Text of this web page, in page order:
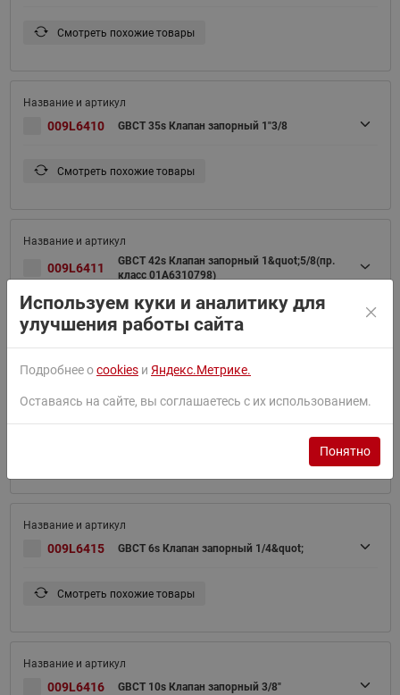
Смотреть похожие товары
009L6410 GBCT 35s Клапан запорный 1"3/8
Смотреть похожие товары
009L6411
GBCT 42s Клапан запорный 1&quot;5/8(пр.
класс 01A6310798)
Смотреть похожие товары
009L6412 GBCT 54s Клапан запорный 2"1/8
009L6415 GBCT 6s Клапан запорный 1/4&quot;
Смотреть похожие товары
009L6416 GBCT 10s Клапан запорный 3/8"
Используем куки и аналитику для
улучшения работы сайта
Подробнее оcookies и Яндекс.Метрике.
Оставаясь на сайте, вы соглашаетесь с их использованием.
Понятно